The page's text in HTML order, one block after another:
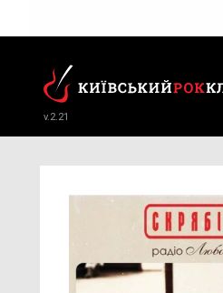
v.2.21